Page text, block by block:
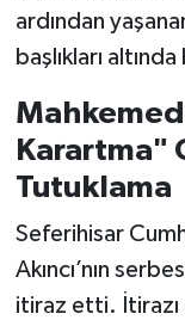
ardından
başlıkları
Karartma"
Tutuklama
Seferihisar
Akıncı’nın
itiraz etti. İtirazı